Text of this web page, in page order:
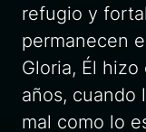
refugio y
permanecen
Gloria, Él
años, cuando
mal como lo